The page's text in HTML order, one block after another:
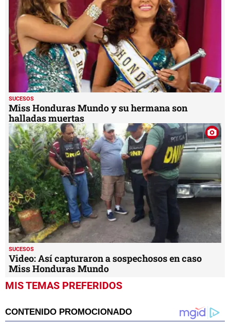
SUCESOS
Miss Honduras Mundo y su hermana son
halladas muertas
SUCESOS
Video: Así capturaron a sospechosos en caso
Miss Honduras Mundo
MIS TEMAS PREFERIDOS